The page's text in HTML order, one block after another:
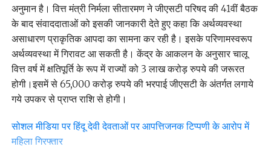
अनुमान है। वित्त मंत्री निर्मला सीतारमण ने जीएसटी परिषद की 41वीं बैठक
के बाद संवाददाताओं को इसकी जानकारी देते हुए कहा कि अर्थव्यवस्था
असाधारण प्राकृतिक आपदा का सामना कर रही है। इसके परिणामस्वरूप
अर्थव्यवस्था में गिरावट आ सकती है। केंद्र के आकलन के अनुसार चालू
वित्त वर्ष में क्षतिपूर्ति के रूप में राज्यों को 3 लाख करोड़ रुपये की जरूरत
होगी।इसमें से 65,000 करोड़ रुपये की भरपाई जीएसटी के अंतर्गत लगाये
गये उपकर से प्राप्त राशि से होगी।
सोशल मीडिया पर हिंदू देवी देवताओं पर आपत्तिजनक टिप्पणी के आरोप में
महिला गिरफ्तार